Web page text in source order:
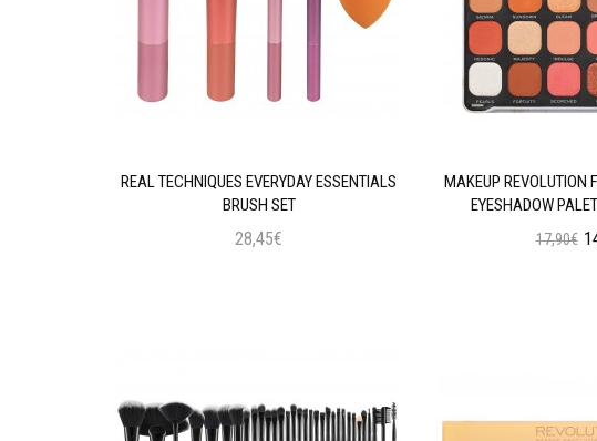
REAL TECHNIQUES EVERYDAY ESSENTIALS
BRUSH SET
28,45€
MAKEUP REVOLUTION
EYESHADOW
17,90€